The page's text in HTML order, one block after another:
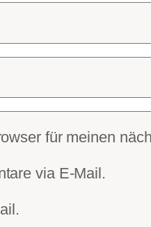
für meinen
via E-Mail.